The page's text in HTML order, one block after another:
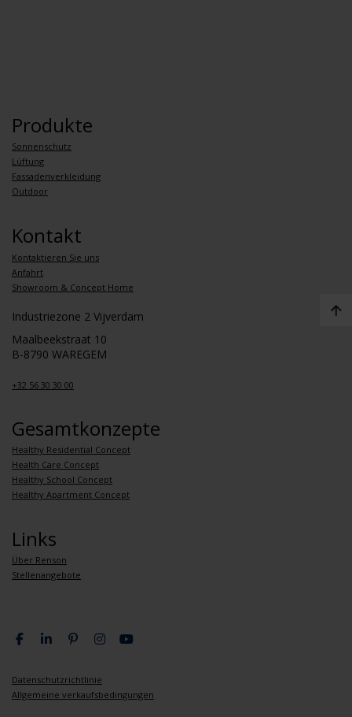
Produkte
Sonnenschutz
Lüftung
Fassadenverkleidung
Outdoor
Kontakt
Kontaktieren Sie uns
Anfahrt
Showroom & Concept Home
Industriezone 2 Vijverdam
Maalbeekstraat 10
B-8790 WAREGEM
+32 56 30 30 00
Gesamtkonzepte
Healthy Residential Concept
Health Care Concept
Healthy School Concept
Healthy Apartment Concept
Links
Über Renson
Stellenangebote
Datenschutzrichtlinie
Allgemeine verkaufsbedingungen